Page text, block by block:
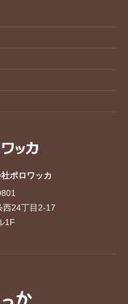
ポロワッカ
西24丁目2-17
1F